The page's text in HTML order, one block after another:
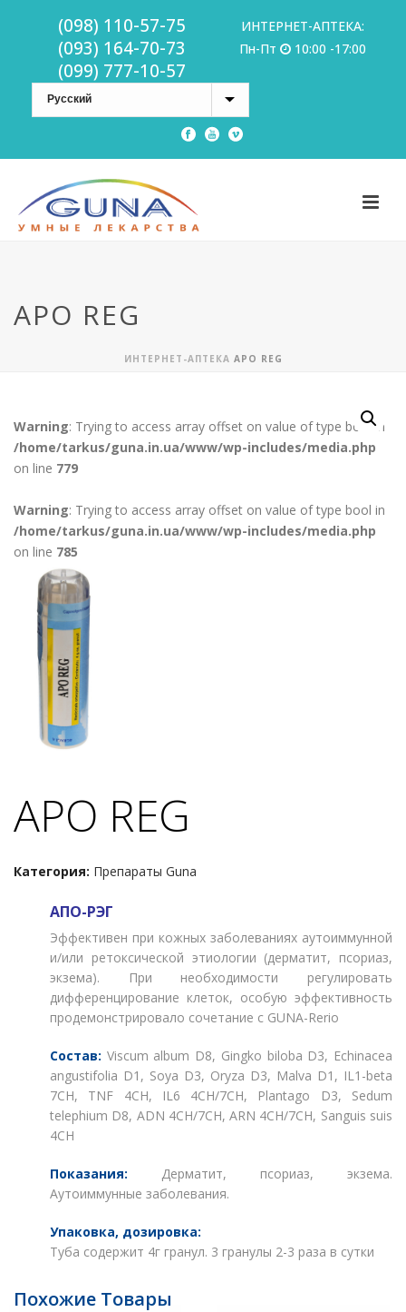
(098) 110-57-75
(093) 164-70-73
(099) 777-10-57
ИНТЕРНЕТ-АПТЕКА:
Пн-Пт
10:00 -17:00
APO REG
ИНТЕРНЕТ-АПТЕКА APO REG
Warning: Trying to access array offset on value of type bool in
/home/tarkus/guna.in.ua/www/wp-includes/media.php
on line 779
Warning: Trying to access array offset on value of type bool in
/home/tarkus/guna.in.ua/www/wp-includes/media.php
on line 785
APO REG
Категория: Препараты Guna
АПО-РЭГ
Эффективен при кожных заболеваниях аутоиммунной
и/или ретоксической этиологии (дерматит, псориаз,
экзема). При необходимости регулировать
дифференцирование клеток, особую эффективность
продемонстрировало сочетание с GUNA-Rerio
Состав: Viscum album D8, Gingko biloba D3, Echinacea
angustifolia D1, Soya D3, Oryza D3, Malva D1, IL1-beta
7CH, TNF 4CH, IL6 4CH/7CH, Plantago D3, Sedum
telephium D8, ADN 4CH/7CH, ARN 4CH/7CH, Sanguis suis
4CH
Показания: Дерматит, псориаз, экзема.
Аутоиммунные заболевания.
Упаковка, дозировка:
Туба содержит 4г гранул. 3 гранулы 2-3 раза в сутки
Похожие Товары